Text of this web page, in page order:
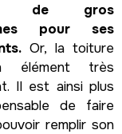
de gros
pour ses
Or, la toiture
élément très
Il est ainsi plus
de faire
remplir son